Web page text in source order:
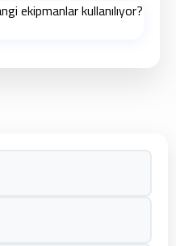
de hizmet
ekipmanlar kullanılıyor?